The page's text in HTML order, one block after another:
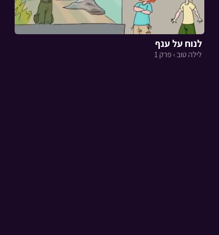
לנוח על ענף
לילה טוב › פרק 1